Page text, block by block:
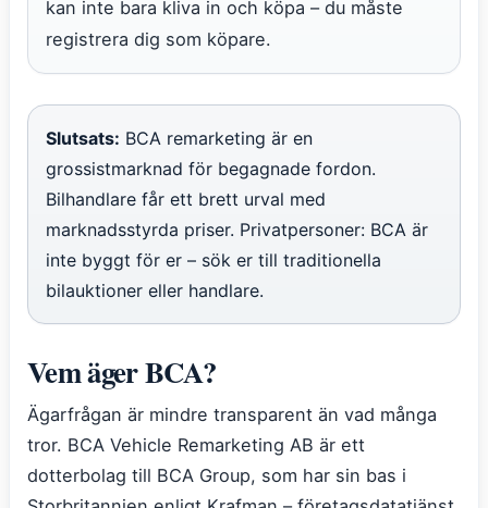
kan inte bara kliva in och köpa – du måste
registrera dig som köpare.
Slutsats: BCA remarketing är en
grossistmarknad för begagnade fordon.
Bilhandlare får ett brett urval med
marknadsstyrda priser. Privatpersoner: BCA är
inte byggt för er – sök er till traditionella
bilauktioner eller handlare.
Vem äger BCA?
Ägarfrågan är mindre transparent än vad många
tror. BCA Vehicle Remarketing AB är ett
dotterbolag till BCA Group, som har sin bas i